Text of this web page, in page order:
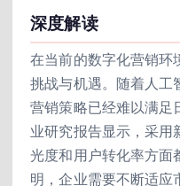
深度解读
在当前的数字化营销环
挑战与机遇。随着人工
营销策略已经难以满足
业研究报告显示，采用
光度和用户转化率方面
明，企业需要不断适应